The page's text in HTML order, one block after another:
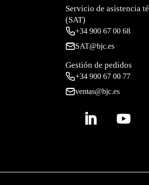
Servicio de asistencia
(SAT)
+34900 67 00 68
SAT@bjc.es
Gestión de pedidos
+34 900 67 00 77
ventas@bjc.es